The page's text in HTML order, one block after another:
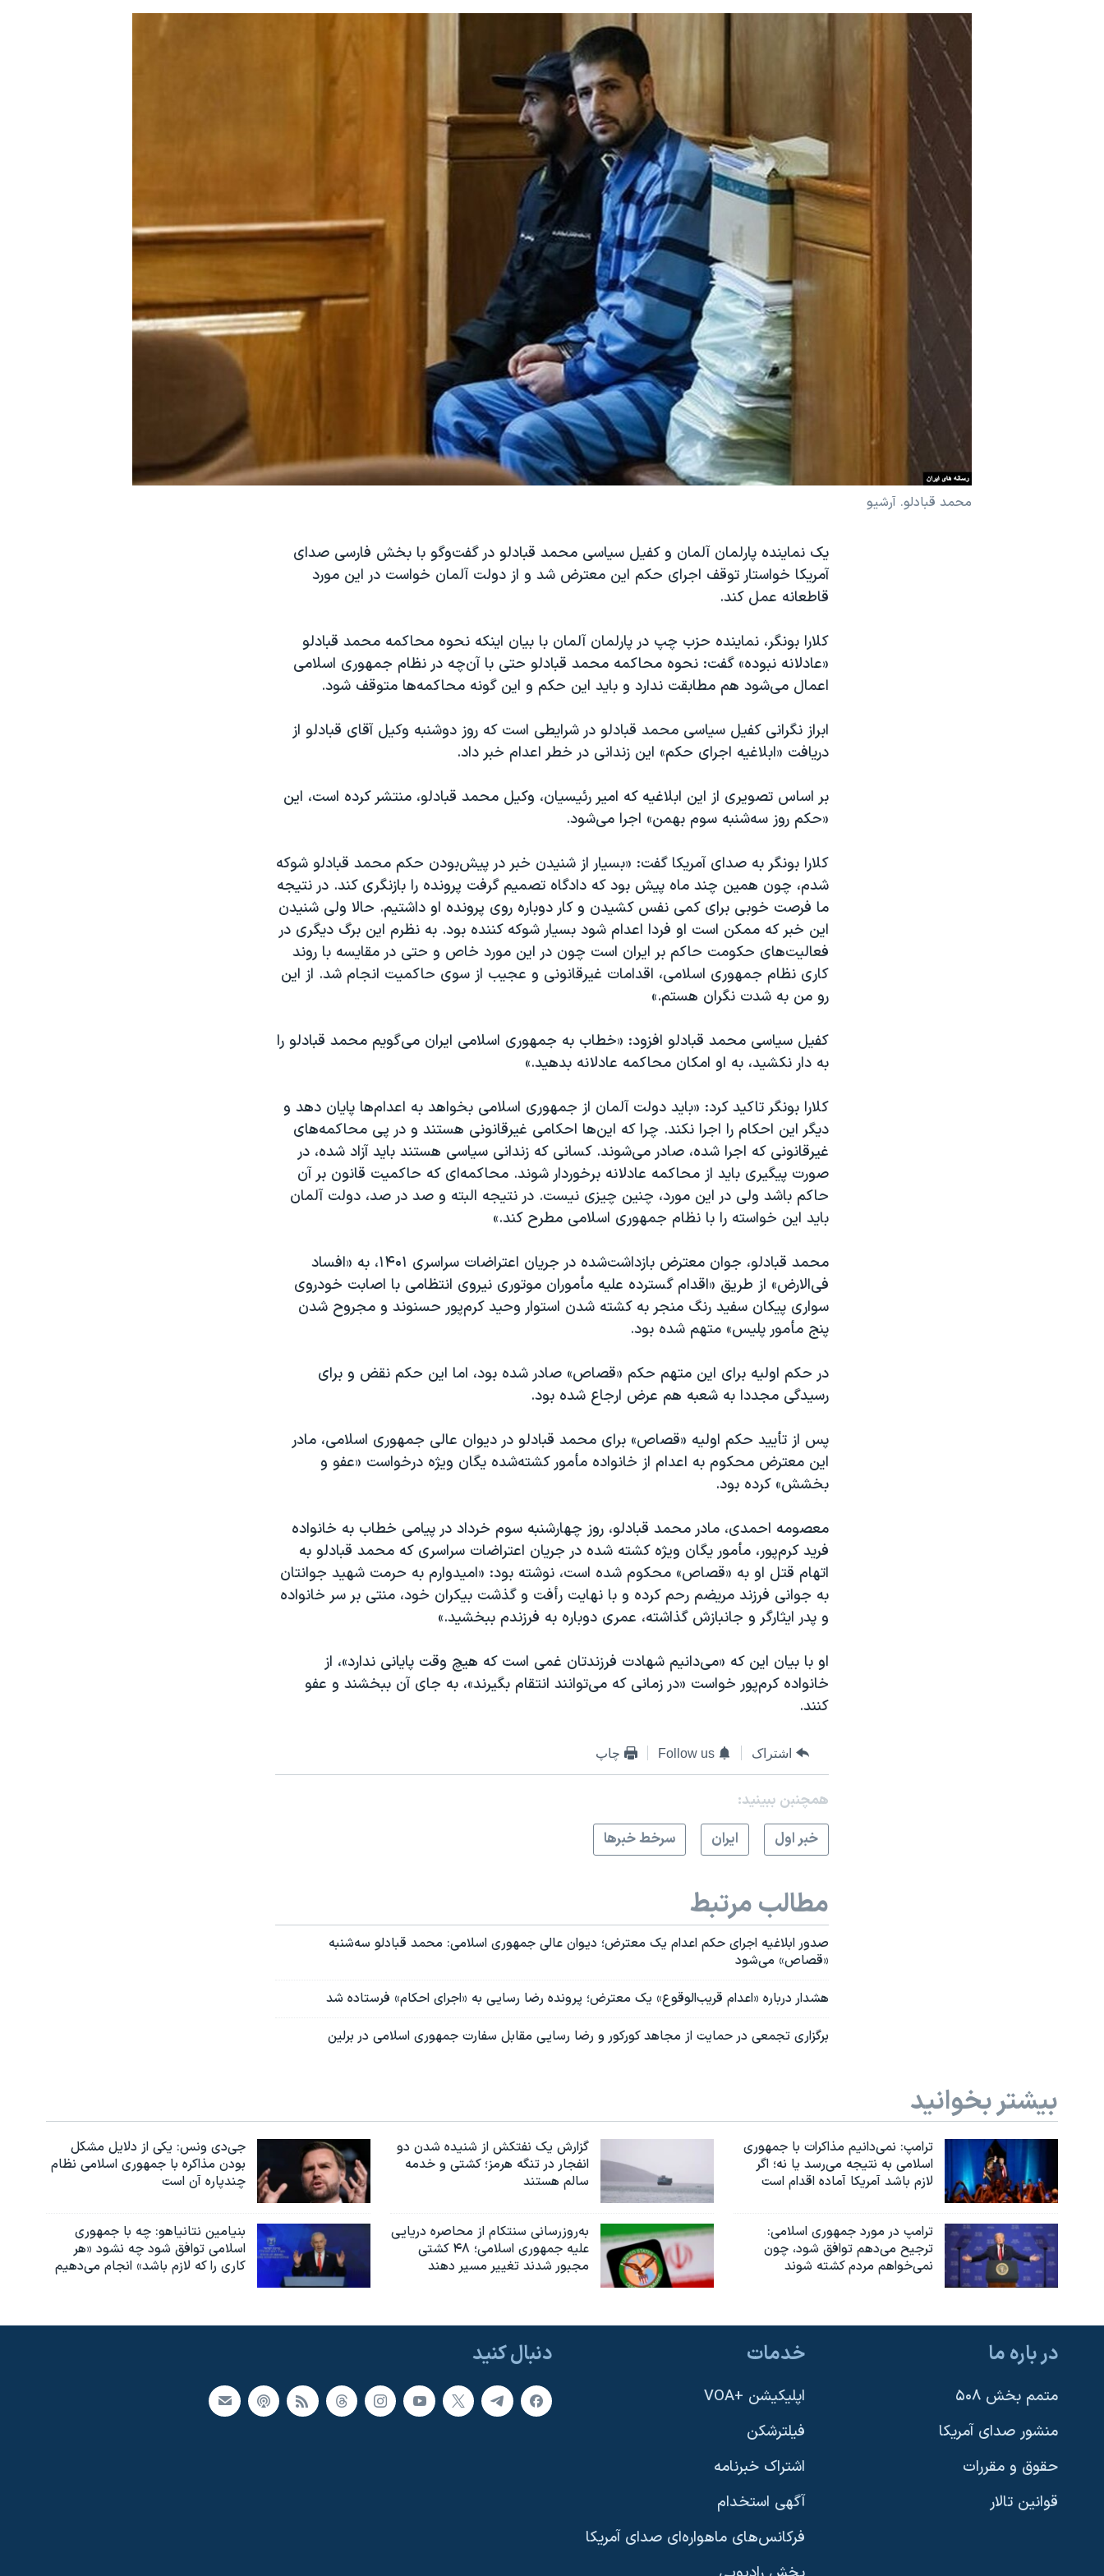
انتخابات ریاست جمهوری آمریکا ۲۰۲۴
حمله جمهوری اسلامی به اسرائیل
اعتراضات زن، زندگی، آزادی
مجموعه مستندهای دادخواهی
قانون شفافیت دارائی کادر رهبری ایران
اعتراضات مردمی آبان ۹۸
نرگس محمدی برنده جایزه نوبل صلح
همایش محافظه‌کاران آمریکا «سی‌پک»
سفر پرزیدنت ترامپ به چین
محمد قبادلو. آرشیو
یک نماینده پارلمان آلمان و کفیل سیاسی محمد قبادلو در گفت‌وگو با بخش فارسی صدای
آمریکا خواستار توقف اجرای حکم این معترض شد و از دولت آلمان خواست در این مورد
قاطعانه عمل کند.
کلارا بونگر، نماینده حزب چپ در پارلمان آلمان با بیان اینکه نحوه محاکمه محمد قبادلو
«عادلانه نبوده» گفت: نحوه محاکمه‌ محمد قبادلو حتی با آن‌چه در نظام جمهوری اسلامی
اعمال می‌شود هم مطابقت ندارد و باید این حکم و این گونه محاکمه‌ها متوقف شود.
ابراز نگرانی کفیل سیاسی محمد قبادلو در شرایطی است که روز دوشنبه وکیل آقای قبادلو از
دریافت «ابلاغیه اجرای حکم» این زندانی در خطر اعدام خبر داد.
بر اساس تصویری از این ابلاغیه که امیر رئیسیان، وکیل محمد قبادلو، منتشر کرده است، این
«حکم روز سه‌شنبه سوم بهمن» اجرا می‌شود.
کلارا بونگر به صدای آمریکا گفت: «بسیار از شنیدن خبر در پیش‌بودن حکم محمد قبادلو شوکه
شدم، چون همین چند ماه پیش بود که دادگاه تصمیم گرفت پرونده را بازنگری کند. در نتیجه
ما فرصت خوبی برای کمی نفس کشیدن و کار دوباره روی پرونده او داشتیم. حالا ولی شنیدن
این خبر که ممکن است او فردا اعدام شود بسیار شوکه کننده بود. به نظرم این برگ دیگری در
فعالیت‌های حکومت حاکم بر ایران است چون در این مورد خاص و حتی در مقایسه با روند
کاری نظام جمهوری اسلامی، اقدامات غیرقانونی و عجیب از سوی حاکمیت انجام شد. از این
رو من به شدت نگران هستم.»
کفیل سیاسی محمد قبادلو افزود: «خطاب به جمهوری اسلامی ایران می‌گویم محمد قبادلو را
به دار نکشید، به او امکان محاکمه عادلانه بدهید.»
کلارا بونگر تاکید کرد: «باید دولت آلمان از جمهوری اسلامی بخواهد به اعدام‌‌ها پایان دهد و
دیگر این احکام را اجرا نکند. چرا که این‌ها احکامی غیرقانونی هستند و در پی محاکمه‌های
غیرقانونی که اجرا شده، صادر می‌شوند. کسانی که زندانی سیاسی هستند باید آزاد شده، در
صورت پیگیری باید از محاکمه عادلانه برخوردار شوند. محاکمه‌ای که حاکمیت قانون بر آن
حاکم باشد ولی در این مورد، چنین چیزی نیست. در نتیجه البته و صد در صد، دولت آلمان
باید این خواسته را با نظام جمهوری اسلامی مطرح کند.»
محمد قبادلو، جوان معترض بازداشت‌شده در جریان اعتراضات سراسری ۱۴۰۱، به «افساد
فی‌الارض» از طریق «اقدام گسترده علیه مأموران موتوری نیروی انتظامی با اصابت خودروی
سواری پیکان سفید رنگ منجر به کشته شدن استوار وحید کرم‌پور حسنوند و مجروح شدن
پنج مأمور پلیس» متهم شده بود.
در حکم اولیه برای این متهم حکم «قصاص» صادر شده بود، اما این حکم نقض و برای
رسیدگی مجددا به شعبه هم عرض ارجاع شده بود.
پس از تأیید حکم اولیه «قصاص» برای محمد قبادلو در دیوان عالی جمهوری اسلامی، مادر
این معترض محکوم به اعدام از خانواده مأمور کشته‌شده یگان ویژه درخواست «عفو و
بخشش» کرده بود.
معصومه احمدی، مادر محمد قبادلو، روز چهارشنبه سوم خرداد در پیامی خطاب به خانواده
فرید کرم‌پور، مأمور یگان ویژه کشته شده در جریان اعتراضات سراسری که محمد قبادلو به
اتهام قتل او به «قصاص» محکوم شده است، نوشته بود: «امیدوارم به حرمت شهید جوانتان
به جوانی فرزند مریضم رحم کرده و با نهایت رأفت و گذشت بیکران خود، منتی بر سر خانواده
و پدر ایثارگر و جانبازش گذاشته، عمری دوباره به فرزندم ببخشید.»
او با بیان این که «می‌دانیم شهادت فرزندتان غمی است که هیچ وقت پایانی ندارد»، از
خانواده کرم‌پور خواست «در زمانی که می‌توانند انتقام بگیرند»، به جای آن ببخشند و عفو
کنند.
اشتراک Follow us چاپ
همچنبن ببینید:
خبر اول
ايران سرخط خبرها
مطالب مرتبط
صدور ابلاغیه اجرای حکم اعدام یک معترض؛ دیوان عالی جمهوری اسلامی: محمد قبادلو سه‌شنبه
«قصاص» می‌شود
هشدار درباره «اعدام قریب‌الوقوع» یک معترض؛ پرونده رضا رسایی به «اجرای احکام» فرستاده شد
برگزاری تجمعی در حمایت از مجاهد کورکور و رضا رسایی مقابل سفارت جمهوری اسلامی در برلین
بیشتر بخوانید
ترامپ: نمی‌دانیم مذاکرات با جمهوری
اسلامی به نتیجه می‌رسد یا نه؛ اگر
لازم باشد آمریکا آماده اقدام است
گزارش یک نفتکش از شنیده شدن دو
انفجار در تنگه هرمز؛ کشتی و خدمه
سالم هستند
جی‌دی ونس: یکی از دلایل مشکل
بودن مذاکره با جمهوری اسلامی نظام
چندپاره آن است
ترامپ در مورد جمهوری اسلامی:
ترجیح می‌دهم توافق شود، چون
نمی‌خواهم مردم کشته شوند
به‌روزرسانی سنتکام از محاصره دریایی
علیه جمهوری اسلامی؛ ۴۸ کشتی
مجبور شدند تغییر مسیر دهند
بنیامین نتانیاهو: چه با جمهوری
اسلامی توافق شود چه نشود «هر
کاری را که لازم باشد» انجام می‌دهیم
دنبال کنید در باره ما
متمم بخش ۵۰۸
منشور صدای آمریکا
حقوق و مقررات
قوانین تالار
خدمات
اپلیکیشن +VOA
فیلترشکن
اشتراک خبرنامه
آگهی استخدام
فرکانس‌های ماهواره‌ای صدای آمریکا